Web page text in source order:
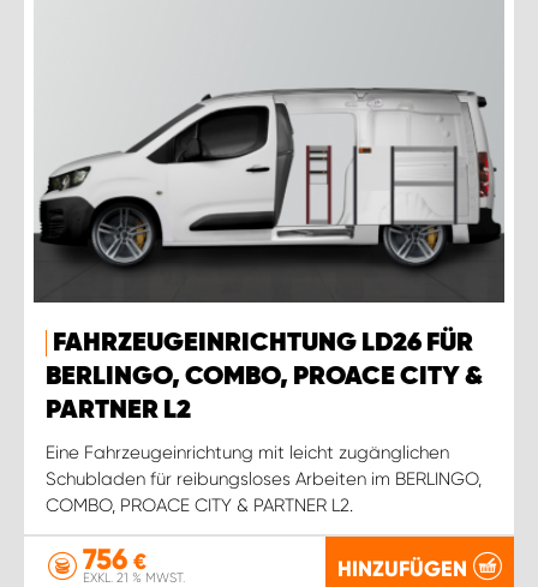
FAHRZEUGEINRICHTUNG LD26 FÜR
BERLINGO, COMBO, PROACE CITY &
PARTNER L2
Eine Fahrzeugeinrichtung mit leicht zugänglichen
Schubladen für reibungsloses Arbeiten im BERLINGO,
COMBO, PROACE CITY & PARTNER L2.
756 €
EXKL. 21 % MWST. HINZUFÜGEN